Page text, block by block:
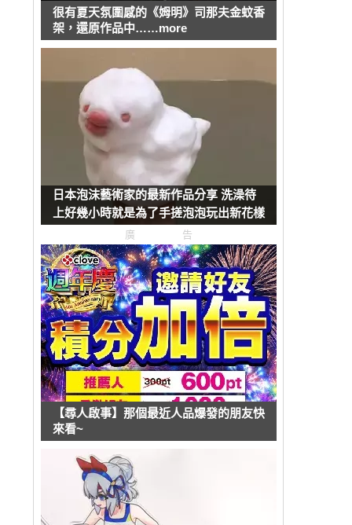
很有夏天氛圍感的《姆明》司那夫金蚊香
架，還原作品中……more
日本泡沫藝術家的最新作品分享 洗澡待
上好幾小時就是為了手搓泡泡玩出新花樣
廣告
【尋人啟事】那個最近人品爆發的朋友快
來看~